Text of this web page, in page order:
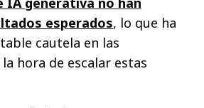
esperados, lo que ha
cautela en las
hora de escalar estas